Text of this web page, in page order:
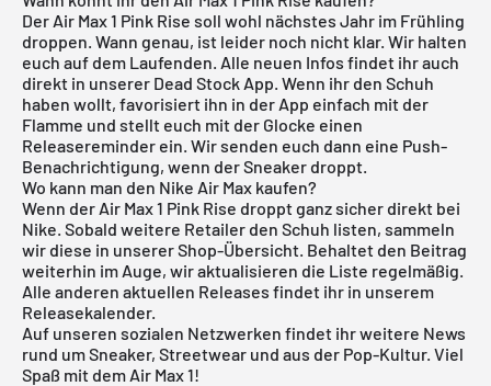
Der Air Max 1 Pink Rise soll wohl nächstes Jahr im Frühling
droppen. Wann genau, ist leider noch nicht klar. Wir halten
euch auf dem Laufenden. Alle neuen Infos findet ihr auch
direkt in unserer Dead Stock App. Wenn ihr den Schuh
haben wollt, favorisiert ihn in der App einfach mit der
Flamme und stellt euch mit der Glocke einen
Releasereminder ein. Wir senden euch dann eine Push-
Benachrichtigung, wenn der Sneaker droppt.
Wo kann man den Nike Air Max kaufen?
Wenn der Air Max 1 Pink Rise droppt ganz sicher direkt bei
Nike. Sobald weitere Retailer den Schuh listen, sammeln
wir diese in unserer Shop-Übersicht. Behaltet den Beitrag
weiterhin im Auge, wir aktualisieren die Liste regelmäßig.
Alle anderen aktuellen Releases findet ihr in unserem
Releasekalender.
Auf unseren sozialen Netzwerken findet ihr weitere News
rund um Sneaker, Streetwear und aus der Pop-Kultur. Viel
Spaß mit dem Air Max 1!